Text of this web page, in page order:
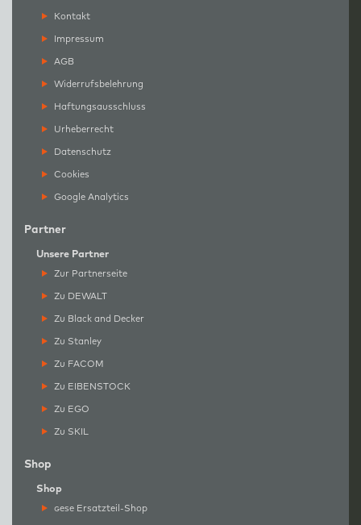
Kontakt
Impressum
AGB
Widerrufsbelehrung
Haftungsausschluss
Urheberrecht
Datenschutz
Cookies
Google Analytics
Partner
Unsere Partner
Zur Partnerseite
Zu DEWALT
Zu Black and Decker
Zu Stanley
Zu FACOM
Zu EIBENSTOCK
Zu EGO
Zu SKIL
Shop
Shop
gese Ersatzteil-Shop